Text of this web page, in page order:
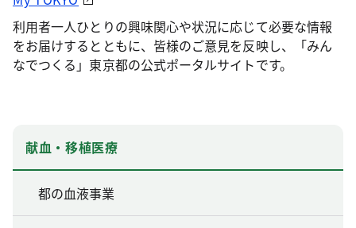
利用者一人ひとりの興味関心や状況に応じて必要な情報
をお届けするとともに、皆様のご意見を反映し、「みん
なでつくる」東京都の公式ポータルサイトです。
献血・移植医療
都の血液事業